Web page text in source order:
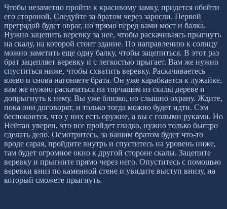
Чтобы незаметно пройти к красивому замку, придется обойти
его стороной. Следуйте за братом через заросли. Первой
преградой будет овраг, но прямо перед вами мост и балка.
Нужно зацепить веревку за нее, чтобы раскачиваясь прыгнуть
на скалу, на которой стоит здание. По направлению к солнцу
можно заметить еще одну балку, чтобы зацепиться. В этот раз
брат зацепляет веревку и с легкостью прыгает. Вам же нужно
спуститься ниже, чтобы схватить веревку. Раскачиваетесь
влево и снова нагоняете брата. Он уже карабкается к лужайке,
вам же нужно раскачаться на торчащем из скалы дереве и
допрыгнуть к нему. Вы уже близко, но слышно охрану. Ждите,
пока они договорят, и только тогда можно будет идти. Сэм
беспокоится, что у них есть оружие, а вы с голыми руками. Но
Нейтан уверен, что все пройдет гладко, нужно только быстро
сделать дело. Осмотритесь, за вашим братом будет что-то
вроде сарая, пройдите внутрь и спуститесь на уровень ниже,
там будет огромное окно к другой стороне скалы. Зацепите
веревку и прыгните прямо через него. Опуститесь с помощью
веревки вниз по каменной стене и увидите выступ внизу, на
который сможете прыгнуть.